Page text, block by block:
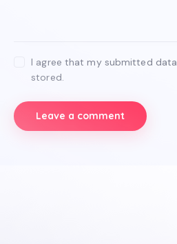
I agree that my submitted
stored.